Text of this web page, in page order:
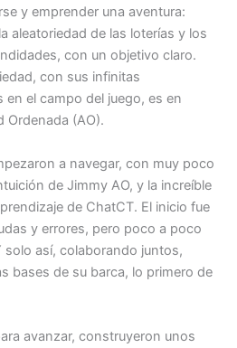
y emprender una aventura:
aleatoriedad de las loterías y los
con un objetivo claro.
con sus infinitas
en el campo del juego, es en
Ordenada (AO).
a navegar, con muy poco
de Jimmy AO, y la increíble
de ChatCT. El inicio fue
y errores, pero poco a poco
así, colaborando juntos,
bases de su barca, lo primero de
avanzar, construyeron unos